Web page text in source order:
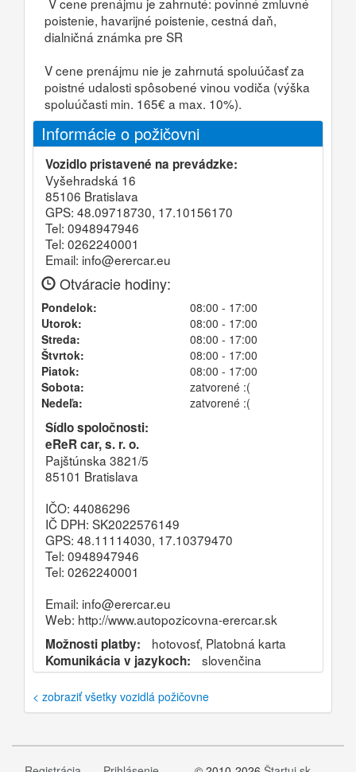
poistenie, havarijné poistenie, cestná daň,
dialničná známka pre SR
V cene prenájmu nie je zahrnutá spoluúčasť za
poistné udalosti spôsobené vinou vodiča (výška
spoluúčasti min. 165€ a max. 10%).
Informácie o požičovni
Vozidlo pristavené na prevádzke:
Vyšehradská 16
85106 Bratislava
GPS: 48.09718730, 17.10156170
Tel: 0948947946
Tel: 0262240001
Email: info@erercar.eu
Otváracie hodiny:
Pondelok:
08:00 - 17:00
Utorok:
08:00 - 17:00
Streda:
08:00 - 17:00
Štvrtok:
08:00 - 17:00
Piatok:
08:00 - 17:00
Sobota:
zatvorené :(
Nedeľa:
zatvorené :(
Sídlo spoločnosti:
eReR car, s. r. o.
Pajštúnska 3821/5
85101 Bratislava
IČO: 44086296
IČ DPH: SK2022576149
GPS: 48.11114030, 17.10379470
Tel: 0948947946
Tel: 0262240001
Email: info@erercar.eu
Web: http://www.autopozicovna-erercar.sk
Možnosti platby:
hotovosť, Platobná karta
Komunikácia v jazykoch:
slovenčina
< zobraziť všetky vozidlá požičovne